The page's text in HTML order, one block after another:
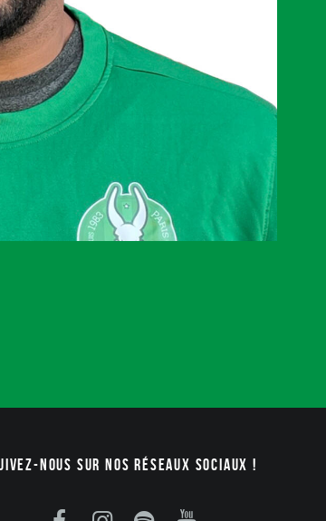
nous sur nos réseaux sociaux !